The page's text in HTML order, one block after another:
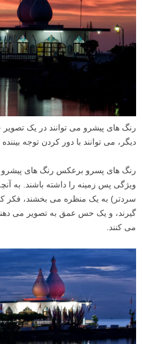
رنگ های پیشرو می توانند در یک
دیگر، می توانند با دور کردن توجه
رنگ های پسرو برعکس رنگ های پیشرو
ویژگی پس زمینه را داشته باشند. به
سردتر) به یک منظره می بخشند، فکر
گیرند، و یک حس عمق به تصویر می
می کنند.